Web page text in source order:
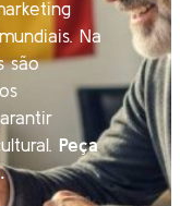
Na
são
Peça